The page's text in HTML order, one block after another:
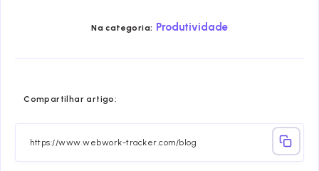
Na categoria: Produtividade
Compartilhar artigo:
Email